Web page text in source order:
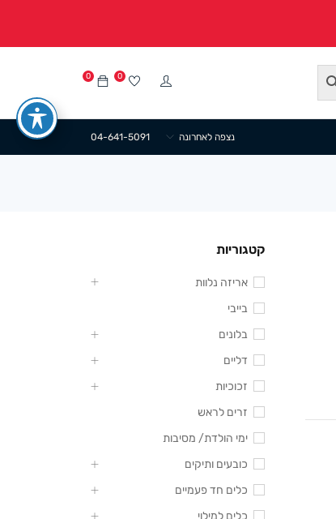
0 0
04-641-5091 נצפה לאחרונה
קטגוריות
אריזה נלוות
בייבי
בלונים
דליים
זכוכיות
זרים לראש
ימי הולדת/ מסיבות
כובעים ותיקים
כלים חד פעמיים
כלים למילוי